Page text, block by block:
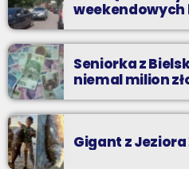
weekendowych
Seniorka z
niemal milion
Gigant z